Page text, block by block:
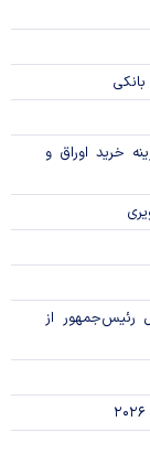
خرید اوراق و
رئیس‌جمهور از